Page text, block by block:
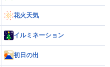
花火天気
イルミネーション
初日の出